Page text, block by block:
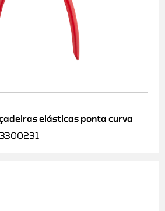
elásticas ponta curva